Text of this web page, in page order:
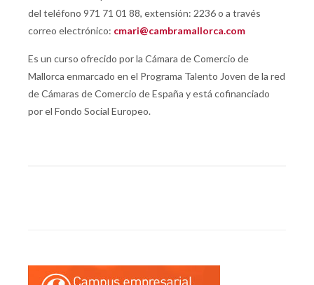
del teléfono 971 71 01 88, extensión: 2236 o a través
correo electrónico: cmari@cambramallorca.com
Es un curso ofrecido por la Cámara de Comercio de
Mallorca enmarcado en el Programa Talento Joven de la red
de Cámaras de Comercio de España y está cofinanciado
por el Fondo Social Europeo.